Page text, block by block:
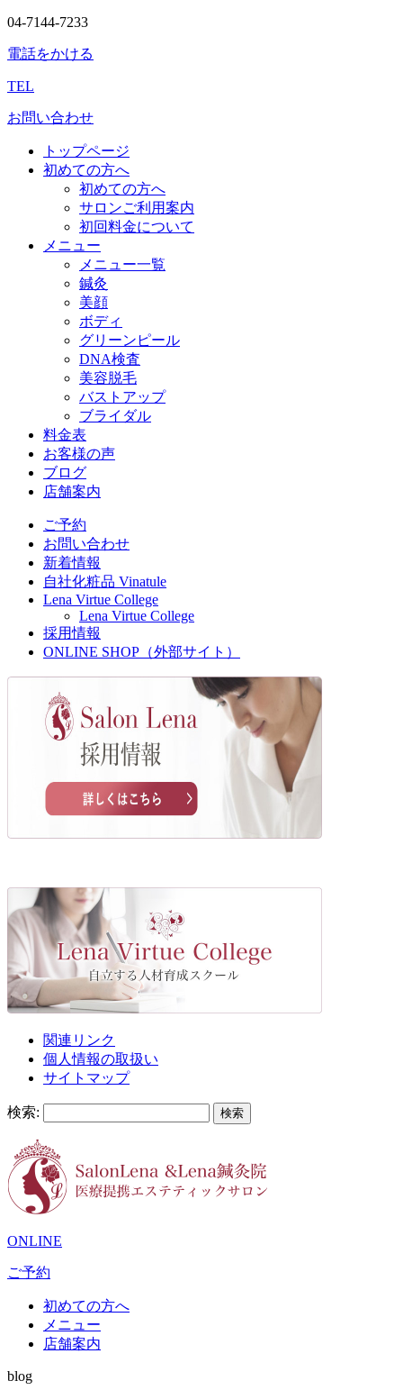
04-7144-7233
電話をかける
TEL
お問い合わせ
トップページ
初めての方へ
初めての方へ
サロンご利用案内
初回料金について
メニュー
メニュー一覧
鍼灸
美顔
ボディ
グリーンピール
DNA検査
美容脱毛
バストアップ
ブライダル
料金表
お客様の声
ブログ
店舗案内
ご予約
お問い合わせ
新着情報
自社化粧品 Vinatule
Lena Virtue College
Lena Virtue College
採用情報
ONLINE SHOP（外部サイト）
関連リンク
個人情報の取扱い
サイトマップ
検索:
ONLINE
ご予約
初めての方へ
メニュー
店舗案内
blog